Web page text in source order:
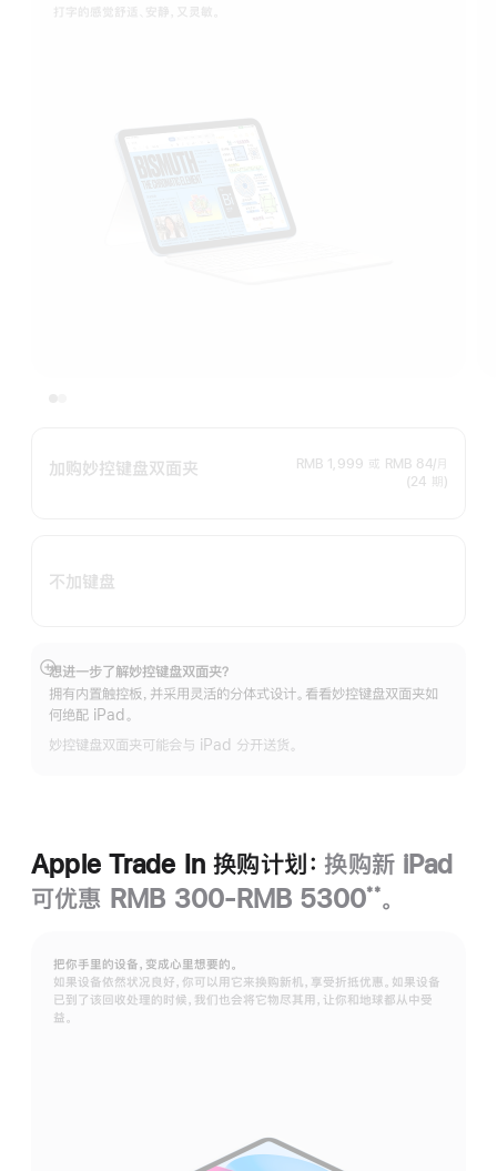
加购妙控键盘双面夹 RMB 1,999 或
RMB 84/月
(24 期)
不加键盘
想进一步了解妙控键盘双面夹？
拥有内置触控板，并采用灵活的分体式设计。看看妙控键盘双面夹如
何绝配 iPad。
妙控键盘双面夹可能会与 iPad 分开送货。
展
开
Apple Trade In 换购计划： 换购新 iPad
可优惠 RMB 300-RMB 5300**。
把你手里的设备，变成心里想要的。
如果设备依然状况良好，你可以用它来换购新机，享受折抵优惠。如果设备
已到了该回收处理的时候，我们也会将它物尽其用，让你和地球都从中受
益。